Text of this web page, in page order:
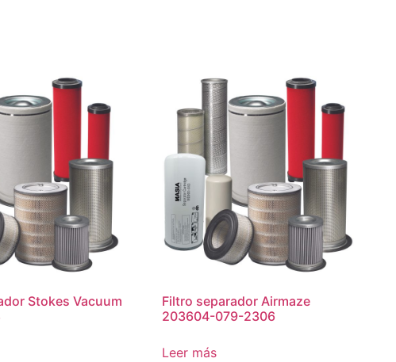
Stokes Vacuum
Filtro separador Airmaze
203604-079-2306
Leer más